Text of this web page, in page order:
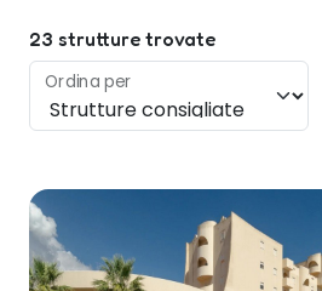
23 strutture trovate
Ordina per